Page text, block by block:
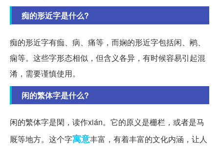
痴的形近字是什么?
痴的形近字有痂、病、痛等，而娴的形近字包括闲、鹇、
痫等。这些字形态相似，但含义各异，有时候容易引起混
淆，需要谨慎使用。
闲的繁体字是什么?
闲的繁体字是閑，读作xián。它的原义是栅栏，或者是马
厩等地方。这个字寓意丰富，有着丰富的文化内涵，让人